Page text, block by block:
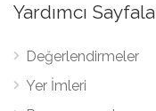
Yardımcı
Değerlendirmeler
Yer İmleri